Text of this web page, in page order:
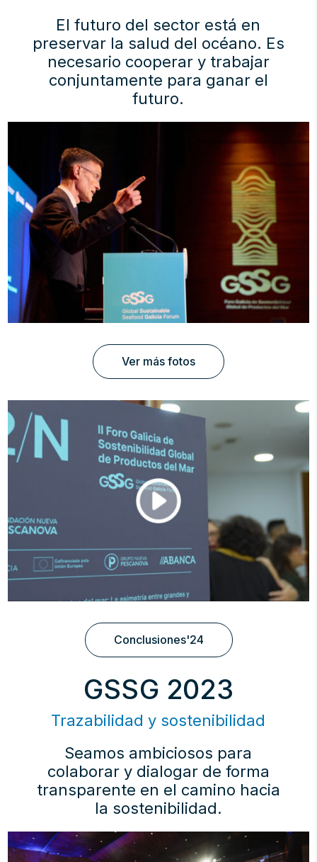
El futuro del sector está en
preservar la salud del océano. Es
necesario cooperar y trabajar
conjuntamente para ganar el
futuro.
Ver más fotos
Conclusiones'24
GSSG 2023
Trazabilidad y sostenibilidad
Seamos ambiciosos para
colaborar y dialogar de forma
transparente en el camino hacia
la sostenibilidad.